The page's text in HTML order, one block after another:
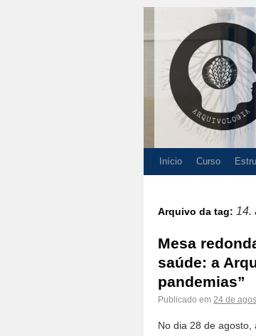
Início Curso
Arquivo da tag: 14.
Mesa
saúde: a
pandemias”
Publicado em 24 de
No dia 28 de agosto,